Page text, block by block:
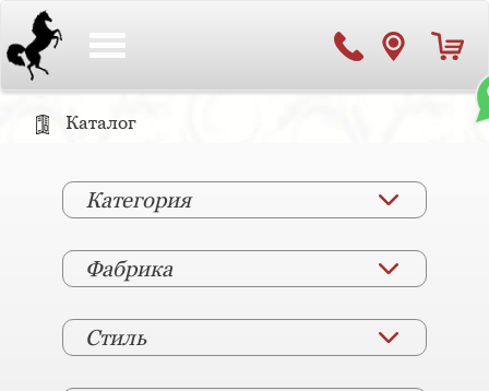
Каталог
Категория
Фабрика
Стиль